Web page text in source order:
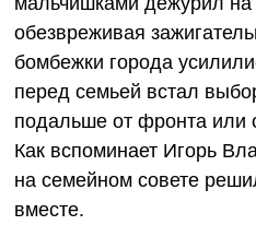
обезвреживая
бомбежки города
перед семьей встал
подальше от фронта или
Как вспоминает Игорь
на семейном совете
вместе.